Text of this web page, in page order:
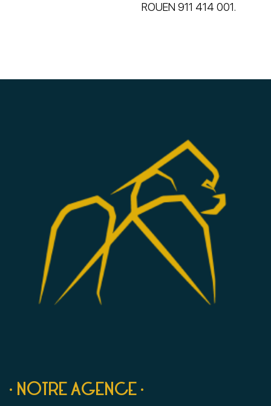
ROUEN 911 414 001.
• NOTRE AGENCE •